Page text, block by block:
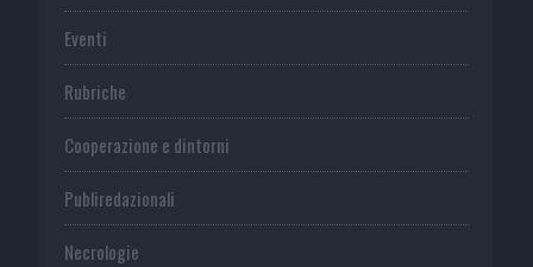
Eventi
Rubriche
Cooperazione e dintorni
Publiredazionali
Necrologie